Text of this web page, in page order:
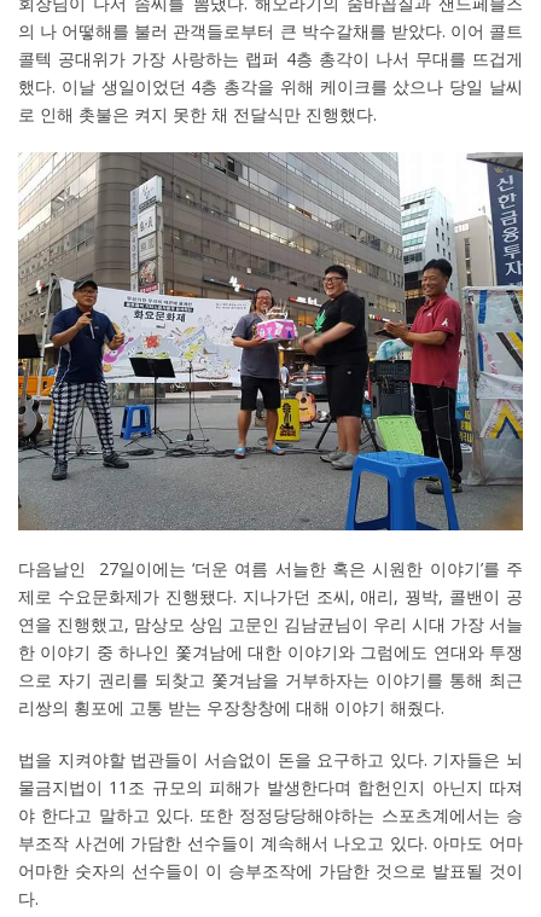
의 나 어떻해를 불러 관객들로부터 큰 박수갈채를 받았다. 이어 콜트
콜텍 공대위가 가장 사랑하는 랩퍼 4층 총각이 나서 무대를 뜨겁게
했다. 이날 생일이었던 4층 총각을 위해 케이크를 샀으나 당일 날씨
로 인해 촛불은 켜지 못한 채 전달식만 진행했다.
다음날인 27일이에는 ‘더운 여름 서늘한 혹은 시원한 이야기’를 주
제로 수요문화제가 진행됐다. 지나가던 조씨, 애리, 꿩박, 콜밴이 공
연을 진행했고, 맘상모 상임 고문인 김남균님이 우리 시대 가장 서늘
한 이야기 중 하나인 쫓겨남에 대한 이야기와 그럼에도 연대와 투쟁
으로 자기 권리를 되찾고 쫓겨남을 거부하자는 이야기를 통해 최근
리쌍의 횡포에 고통 받는 우장창창에 대해 이야기 해줬다.
법을 지켜야할 법관들이 서슴없이 돈을 요구하고 있다. 기자들은 뇌
물금지법이 11조 규모의 피해가 발생한다며 합헌인지 아닌지 따져
야 한다고 말하고 있다. 또한 정정당당해야하는 스포츠계에서는 승
부조작 사건에 가담한 선수들이 계속해서 나오고 있다. 아마도 어마
어마한 숫자의 선수들이 이 승부조작에 가담한 것으로 발표될 것이
다.